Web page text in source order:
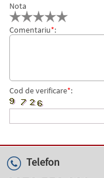
Nota
Comentariu*:
Cod de verificare*:
Telefon